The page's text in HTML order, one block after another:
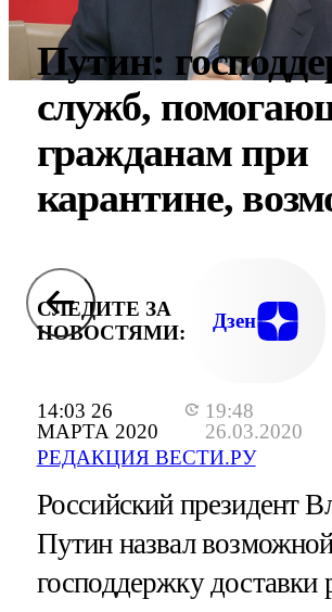
14:03 26
МАРТА 2020
19:48
26.03.2020
РЕДАКЦИЯ ВЕСТИ.РУ
Путин:
служб,
гражданам при
карантине,
СЛЕДИТЕ ЗА
НОВОСТЯМИ:
Дзен
Российский президент
Путин назвал
господдержку доставки